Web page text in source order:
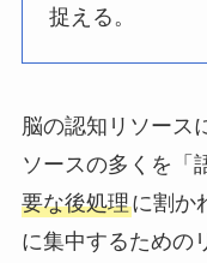
捉える。
脳の認知リソース
ソースの多くを「
要な後処理に割か
に集中するための